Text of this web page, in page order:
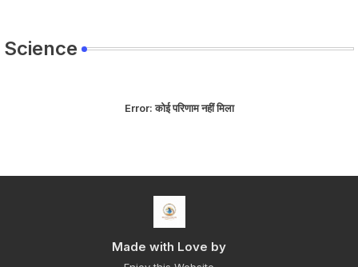
Science
Error:कोई परिणाम नहीं मिला
Made with Love by